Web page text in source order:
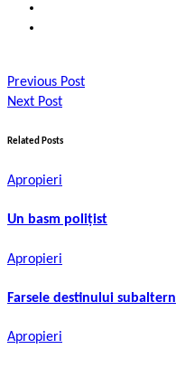
Previous Post
Next Post
Related Posts
Apropieri
Un basm polițist
Apropieri
Farsele destinului subaltern
Apropieri